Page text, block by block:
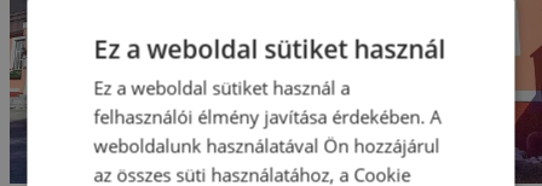
Ez a weboldal sütiket használ
Ez a weboldal sütiket használ a
felhasználói élmény javítása érdekében. A
weboldalunk használatával Ön hozzájárul
az összes süti használatához, a Cookie